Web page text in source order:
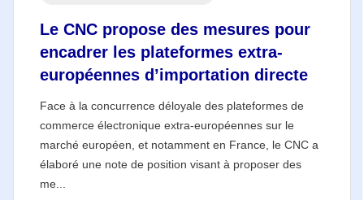
Le CNC propose des mesures pour
encadrer les plateformes extra-
européennes d’importation directe
Face à la concurrence déloyale des plateformes de
commerce électronique extra-européennes sur le
marché européen, et notamment en France, le CNC a
élaboré une note de position visant à proposer des
me...